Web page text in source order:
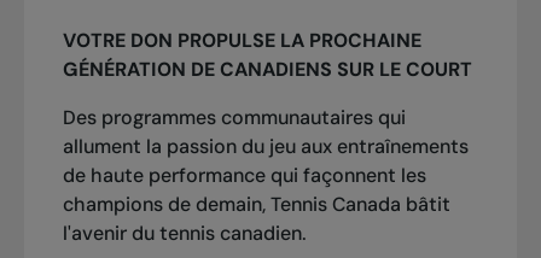
VOTRE DON PROPULSE LA PROCHAINE
GÉNÉRATION DE CANADIENS SUR LE COURT
Des programmes communautaires qui
allument la passion du jeu aux entraînements
de haute performance qui façonnent les
champions de demain, Tennis Canada bâtit
l'avenir du tennis canadien.